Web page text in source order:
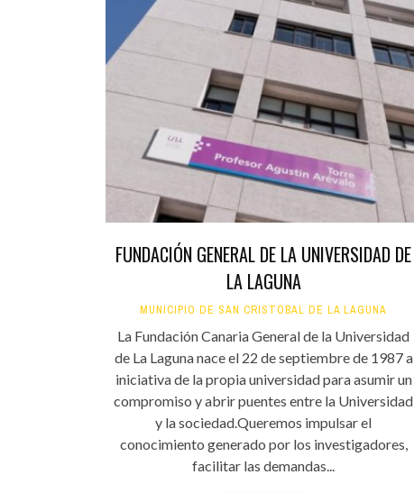
FUNDACIÓN GENERAL DE LA UNIVERSIDAD DE
LA LAGUNA
MUNICIPIO DE SAN CRISTÓBAL DE LA LAGUNA
La Fundación Canaria General de la Universidad
de La Laguna nace el 22 de septiembre de 1987 a
iniciativa de la propia universidad para asumir un
compromiso y abrir puentes entre la Universidad
y la sociedad.Queremos impulsar el
conocimiento generado por los investigadores,
facilitar las demandas...